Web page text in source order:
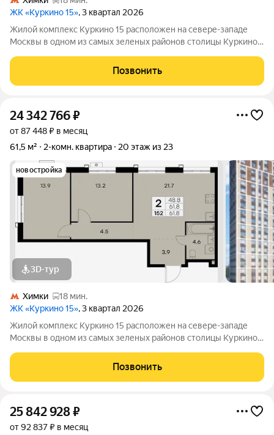
ЖК «Куркино 15», 3 квартал 2026
Жилой комплекс Куркино 15 расположен на севере-западе
Москвы в одном из самых зеленых районов столицы Куркино.
которых открывается вдохновляющий вид на лесопарк и
мегаполис. Комплекс состоит
Позвонить
24 342 766₽
от 87 448 ₽ в месяц
61,5 м²
2-комн. квартира 20 этаж из 23
новостройка
3D-тур
Химки
18 мин.
ЖК «Куркино 15», 3 квартал 2026
Жилой комплекс Куркино 15 расположен на севере-западе
Москвы в одном из самых зеленых районов столицы Куркино.
которых открывается вдохновляющий вид на лесопарк и
мегаполис. Комплекс состоит
Позвонить
25 842 928₽
от 92 837 ₽ в месяц